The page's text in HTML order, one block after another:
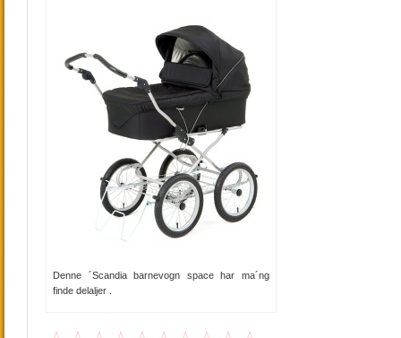
Denne ´Scandia barnevogn space har ma´ng
finde delaljer .